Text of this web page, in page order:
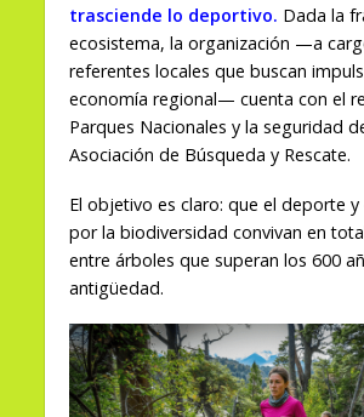
trasciende lo deportivo. Dada la
ecosistema, la organización —a
referentes locales que buscan
economía regional— cuenta con el
Parques Nacionales y la seguridad
Asociación de Búsqueda y Rescate.
El objetivo es claro: que el deporte
por la biodiversidad convivan en
entre árboles que superan los 600
antigüedad.